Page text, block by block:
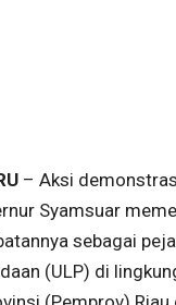
– Aksi
Syamsuar
sebagai
(ULP) di